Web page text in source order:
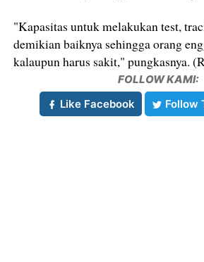
"Kapasitas untuk melakukan test,
demikian baiknya sehingga orang
kalaupun harus sakit," pungkasnya.
FOLLOW KAMI:
Like Facebook
Follow